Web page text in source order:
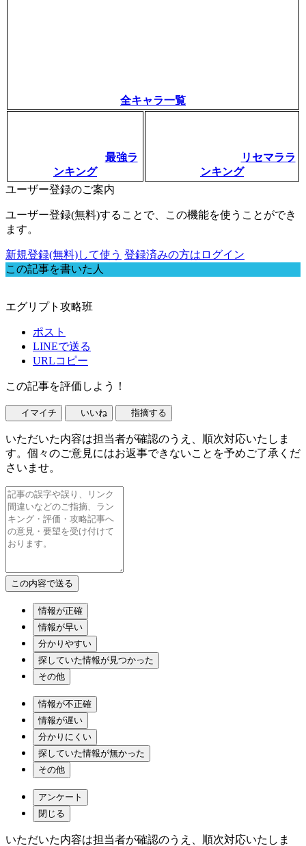
全キャラ一覧
最強ラ
ンキング
リセマララ
ンキング
ユーザー登録のご案内
ユーザー登録(無料)することで、この機能を使うことができ
ます。
新規登録(無料)して使う 登録済みの方はログイン
この記事を書いた人
エグリプト攻略班
ポスト
LINEで送る
URLコピー
この記事を評価しよう！
イマイチ いいね 指摘する
いただいた内容は担当者が確認のうえ、順次対応いたしま
す。個々のご意見にはお返事できないことを予めご了承くだ
さいませ。
情報が正確
情報が早い
分かりやすい
探していた情報が見つかった
その他
情報が不正確
情報が遅い
分かりにくい
探していた情報が無かった
その他
アンケート
閉じる
いただいた内容は担当者が確認のうえ、順次対応いたしま